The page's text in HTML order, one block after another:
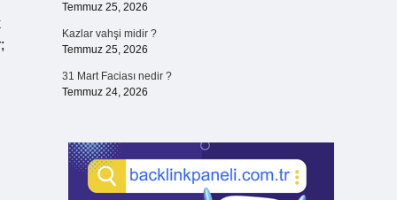
Temmuz 25, 2026
Kazlar vahşi midir ?
Temmuz 25, 2026
31 Mart Faciası nedir ?
Temmuz 24, 2026